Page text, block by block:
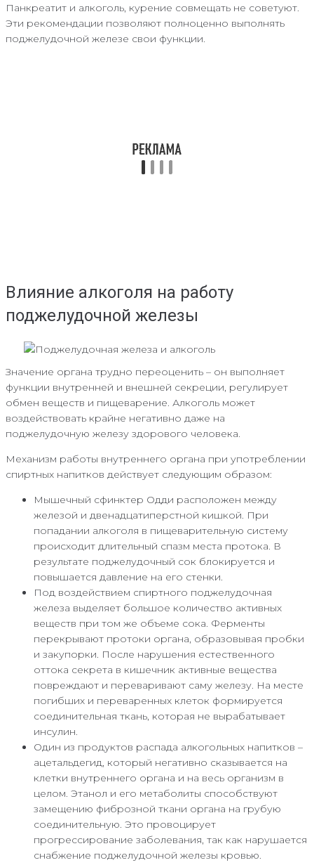
Панкреатит и алкоголь, курение совмещать не советуют.
Эти рекомендации позволяют полноценно выполнять
поджелудочной железе свои функции.
Влияние алкоголя на работу
поджелудочной железы
Значение органа трудно переоценить – он выполняет
функции внутренней и внешней секреции, регулирует
обмен веществ и пищеварение. Алкоголь может
воздействовать крайне негативно даже на
поджелудочную железу здорового человека.
Механизм работы внутреннего органа при употреблении
спиртных напитков действует следующим образом:
Мышечный сфинктер Одди расположен между
железой и двенадцатиперстной кишкой. При
попадании алкоголя в пищеварительную систему
происходит длительный спазм места протока. В
результате поджелудочный сок блокируется и
повышается давление на его стенки.
Под воздействием спиртного поджелудочная
железа выделяет большое количество активных
веществ при том же объеме сока. Ферменты
перекрывают протоки органа, образовывая пробки
и закупорки. После нарушения естественного
оттока секрета в кишечник активные вещества
повреждают и переваривают саму железу. На месте
погибших и переваренных клеток формируется
соединительная ткань, которая не вырабатывает
инсулин.
Один из продуктов распада алкогольных напитков –
ацетальдегид, который негативно сказывается на
клетки внутреннего органа и на весь организм в
целом. Этанол и его метаболиты способствуют
замещению фиброзной ткани органа на грубую
соединительную. Это провоцирует
прогрессирование заболевания, так как нарушается
снабжение поджелудочной железы кровью.